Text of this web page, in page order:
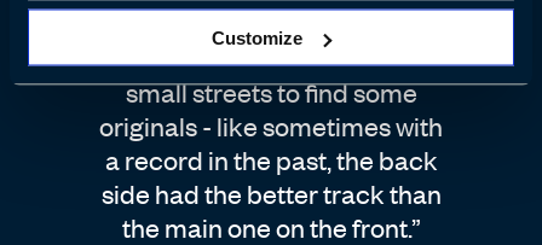
Customize
You always need to find the
small streets to find some
originals - like sometimes with
a record in the past, the back
side had the better track than
the main one on the front.